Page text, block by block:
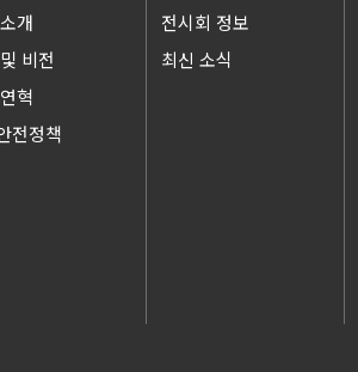
개
비전
혁
전정책
전시회 정보
최신 소식